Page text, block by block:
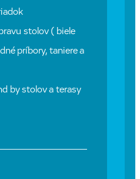
stolov ( biele
príbory, taniere a
by stolov a terasy